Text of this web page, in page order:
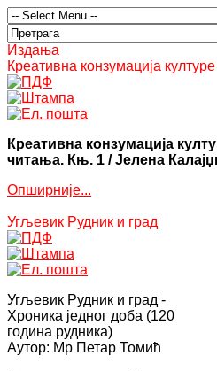
Издања
Креативна конзумација културе
Креативна конзумација
читања. Књ. 1 / Јелена
Опширније...
Угљевик Рудник и град
Угљевик Рудник и град -
Хроника једног доба (120
година рудника)
Аутор: Мр Петар Томић